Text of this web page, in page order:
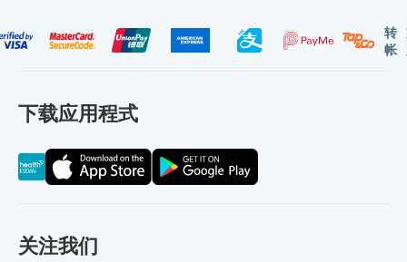
转
帐
下载应用程式
关注我们